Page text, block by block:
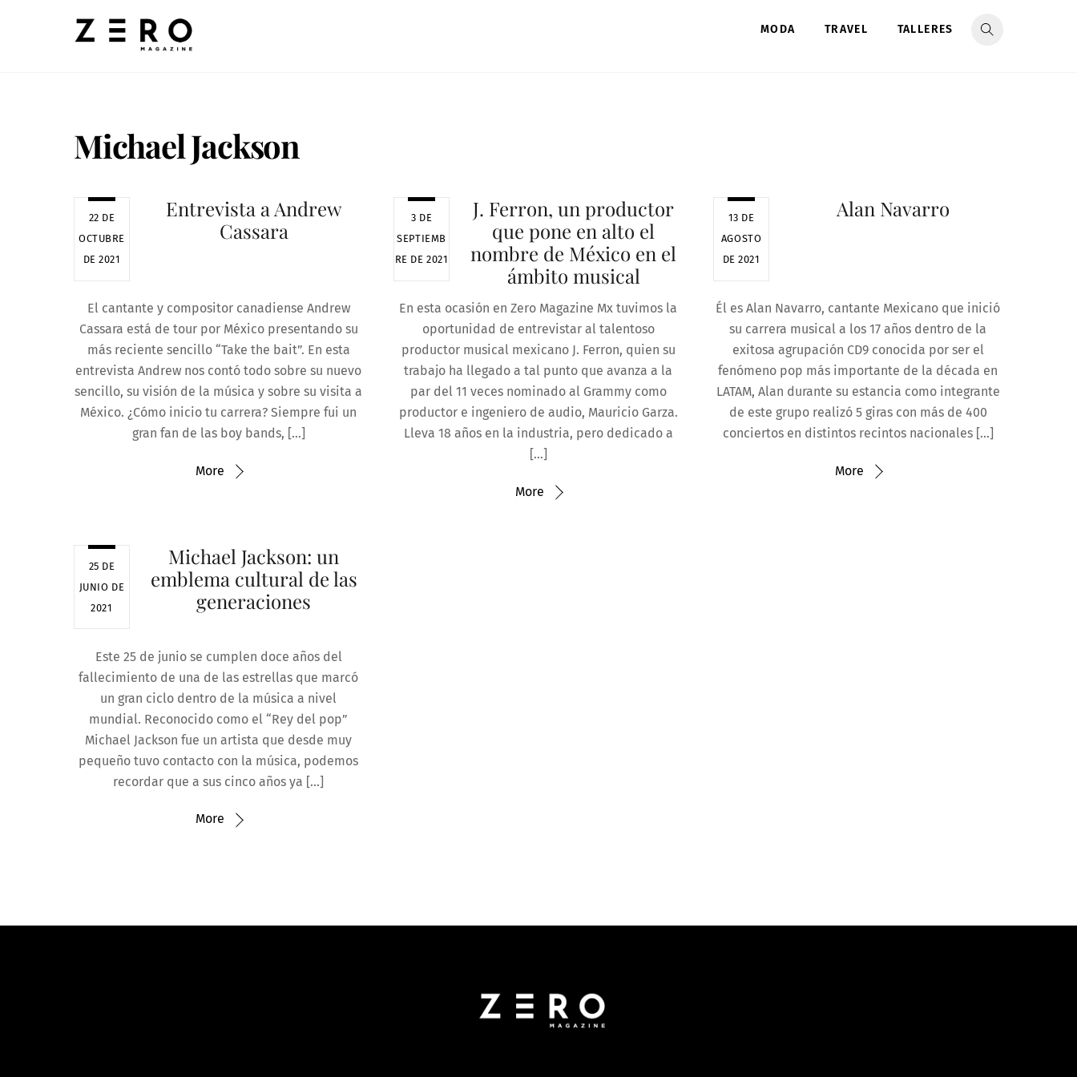
MODA TRAVEL TALLERES
Michael Jackson
22 DE
OCTUBRE
DE 2021
Entrevista a Andrew
Cassara
El cantante y compositor canadiense Andrew
Cassara está de tour por México presentando su
más reciente sencillo “Take the bait”. En esta
entrevista Andrew nos contó todo sobre su nuevo
sencillo, su visión de la música y sobre su visita a
México. ¿Cómo inicio tu carrera? Siempre fui un
gran fan de las boy bands, […]
More
3 DE
SEPTIEMB
RE DE 2021
J. Ferron, un productor
que pone en alto el
nombre de México en el
ámbito musical
En esta ocasión en Zero Magazine Mx tuvimos la
oportunidad de entrevistar al talentoso
productor musical mexicano J. Ferron, quien su
trabajo ha llegado a tal punto que avanza a la
par del 11 veces nominado al Grammy como
productor e ingeniero de audio, Mauricio Garza.
Lleva 18 años en la industria, pero dedicado a
[…]
More
13 DE
AGOSTO
DE 2021
Alan Navarro
Él es Alan Navarro, cantante Mexicano que inició
su carrera musical a los 17 años dentro de la
exitosa agrupación CD9 conocida por ser el
fenómeno pop más importante de la década en
LATAM, Alan durante su estancia como integrante
de este grupo realizó 5 giras con más de 400
conciertos en distintos recintos nacionales […]
More
25 DE
JUNIO DE
2021
Michael Jackson: un
emblema cultural de las
generaciones
Este 25 de junio se cumplen doce años del
fallecimiento de una de las estrellas que marcó
un gran ciclo dentro de la música a nivel
mundial. Reconocido como el “Rey del pop”
Michael Jackson fue un artista que desde muy
pequeño tuvo contacto con la música, podemos
recordar que a sus cinco años ya […]
More